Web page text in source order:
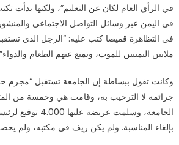
في الرأي العام لكان عن التعليم”، ولكنها بدأت
في اليمن عبر وسائل التواصل الاجتماعي
في التظاهرة قميصا كتب عليه: “الرجل الذي
ملايين اليمنيين للموت، ويمنع عنهم الطعام
وكانت تقول ببساطة إن الجامعة تستقبل “مجرم
جرائمه لا الترحيب به، وقامت هي وخمسة من
الجامعة، وسلمت
بإلغاء المناسبة. ولم يكن ريف في مكتبه، ولم